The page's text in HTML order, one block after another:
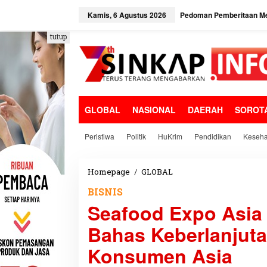
e
k
o
n
t
e
n
Kamis, 6 Agustus 2026 Pedoman Pemberitaan
GLOBAL NASIONAL DAERAH
Peristiwa Politik HuKrim Pendidikan
tutup
Homepage / GLOBAL
f
o
o
d
x
BISNIS
Seafood Expo
Bahas
Konsumen Asia